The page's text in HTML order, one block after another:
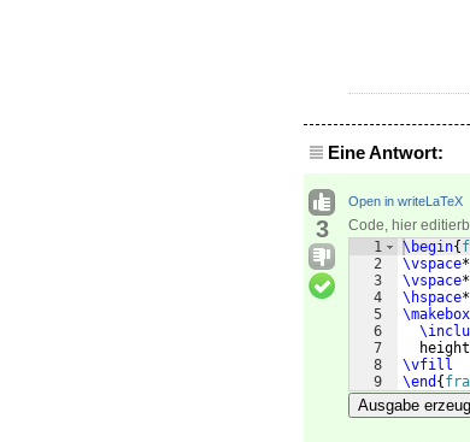
Eine Antwort:
3
Open in writeLaTeX
Code, hier
1
2
3
4
5
6
7
8
9
\begin{
\vspace*
\vspace*
\hspace*
\makebox
\vfill
\end {
Ausgabe